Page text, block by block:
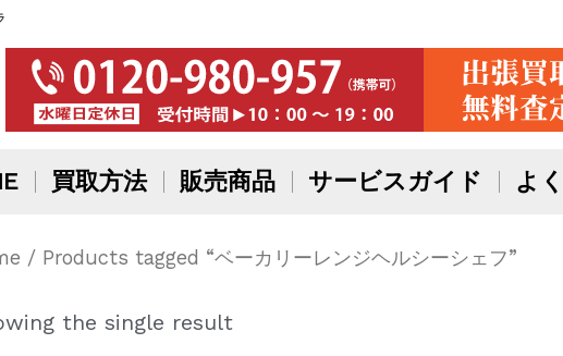
買取方法 販売商品 サービスガイド よ
/ Products tagged “ベーカリーレンジヘルシーシェフ”
the single result